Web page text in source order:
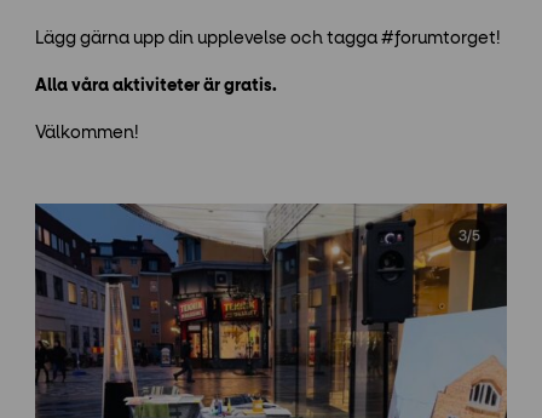
Lägg gärna upp din upplevelse och tagga #forumtorget!
Alla våra aktiviteter är gratis.
Välkommen!